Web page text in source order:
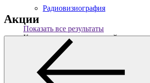
Радиовизиография
Показать все результаты
К сожалению ничего не найдено
Лечение зубов
Акции